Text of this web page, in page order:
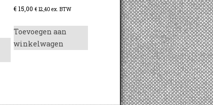
€15,00 €12,40 ex. BTW
Toevoegen aan
winkelwagen